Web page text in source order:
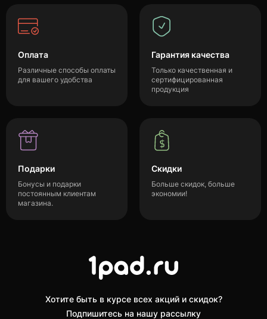
Оплата
Различные способы оплаты
для вашего удобства
Гарантия качества
Только качественная и
сертифицированная
продукция
Подарки
Бонусы и подарки
постоянным клиентам
магазина.
Скидки
Больше скидок, больше
экономии!
Хотите быть в курсе всех акций и скидок?
Подпишитесь на нашу рассылку